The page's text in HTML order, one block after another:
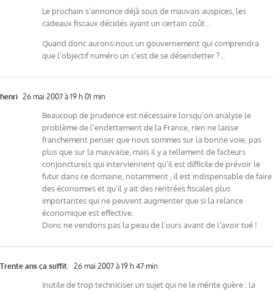
Le prochain s’annonce déjà sous de mauvais auspices, les
cadeaux fiscaux décidés ayant un certain coût…
Quand donc aurons-nous un gouvernement qui comprendra
que l’objectif numéro un c’est de se désendetter ?…
henri 26 mai 2007 à 19 h 01 min
Beaucoup de prudence est nécessaire lorsqu’on analyse le
problème de l’endettement de la France, rien ne laisse
franchement penser que nous sommes sur la bonne voie, pas
plus que sur la mauvaise, mais il y a tellement de facteurs
conjoncturels qui interviennent qu’il est difficile de prévoir le
futur dans ce domaine, notamment , il est indispensable de faire
des économies et qu’il y ait des rentrées fiscales plus
importantes qui ne peuvent augmenter que si la relance
économique est effective.
Donc ne vendons pas la peau de l’ours avant de l’avoir tué !
Trente ans ça suffit. 26 mai 2007 à 19 h 47 min
Inutile de trop techniciser un sujet qui ne le mérite guère : la